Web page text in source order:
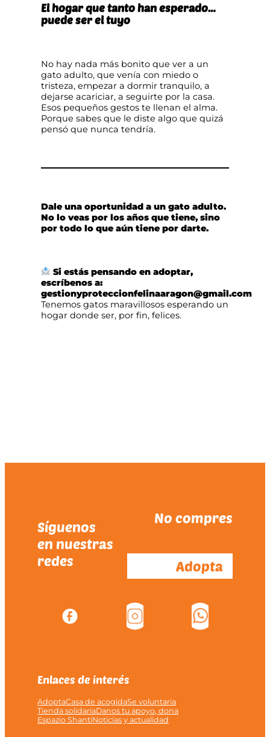
El hogar que tanto han esperado…
puede ser el tuyo
No hay nada más bonito que ver a un
gato adulto, que venía con miedo o
tristeza, empezar a dormir tranquilo, a
dejarse acariciar, a seguirte por la casa.
Esos pequeños gestos te llenan el alma.
Porque sabes que le diste algo que quizá
pensó que nunca tendría.
Dale una oportunidad a un gato adulto.
No lo veas por los años que tiene, sino
por todo lo que aún tiene por darte.
Si estás pensando en adoptar,
escríbenos a:
gestionyproteccionfelinaaragon@gmail.com
Tenemos gatos maravillosos esperando un
hogar donde ser, por fin, felices.
Síguenos
en nuestras
redes
No compres
Adopta
Enlaces de interés
AdoptaCasa de acogidaSe voluntaria
Tienda solidariaDanos tu apoyo, dona
Espazio ShantiNoticias y actualidad